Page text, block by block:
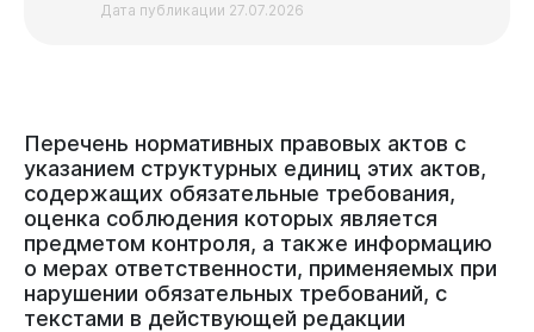
Горожанам
Дата публикации 27.07.2026
Перечень нормативных правовых актов с
указанием структурных единиц этих актов,
содержащих обязательные требования,
оценка соблюдения которых является
предметом контроля, а также информацию
о мерах ответственности, применяемых при
нарушении обязательных требований, с
текстами в действующей редакции